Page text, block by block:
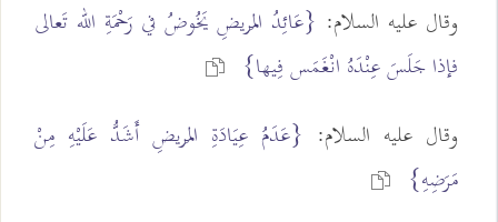
وقال عليه السلام: {عَائِدُ المَريضِ يَخُوضُ في رَحْمَةِ الله تَعالى
فإذا جَلَسَ عِنْدَهُ انْغَمَس فِيها}
وقال عليه السلام: {عَدَمُ عِيَادَةِ المَريضِ أَشَدُّ عَلَيْهِ مِنْ
مَرَضِهِ}